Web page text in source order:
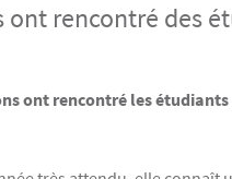
rencontré des
ont rencontré les